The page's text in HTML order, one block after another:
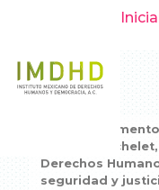
Michelle
Derechos
seguridad y